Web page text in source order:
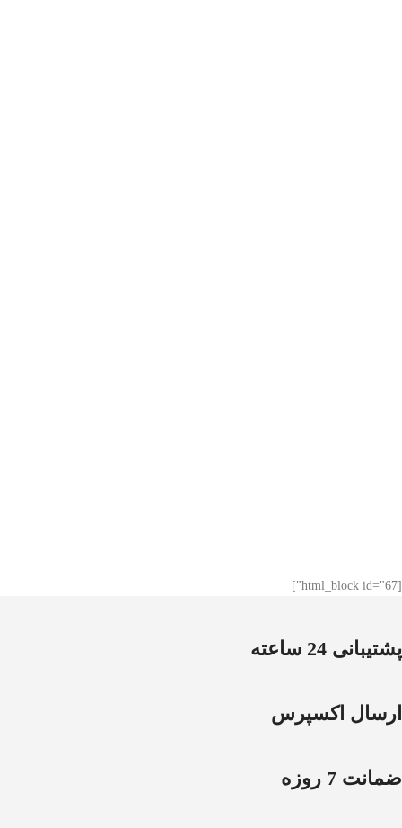
[html_block id="67"]
پشتیبانی 24 ساعته
ارسال اکسپرس
ضمانت 7 روزه